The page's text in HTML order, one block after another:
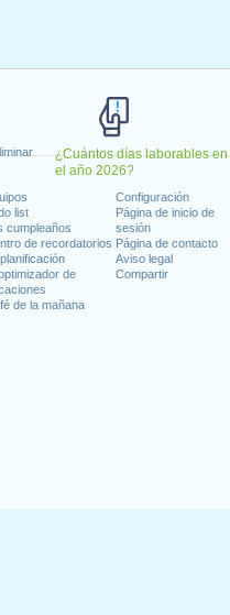
¿Cuántos días laborables en
el año 2026?
list
cumpleaños
de recordatorios
de
de la mañana
Configuración
Página de inicio de
sesión
Página de contacto
Aviso legal
Compartir